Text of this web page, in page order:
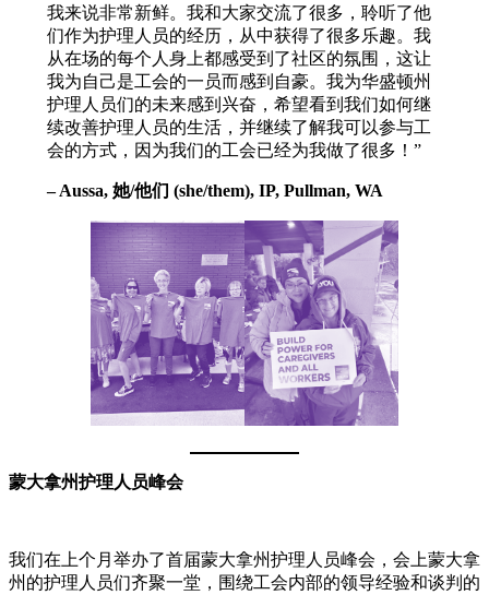
我来说非常新鲜。我和大家交流了很多，聆听了他
们作为护理人员的经历，从中获得了很多乐趣。我
从在场的每个人身上都感受到了社区的氛围，这让
我为自己是工会的一员而感到自豪。我为华盛顿州
护理人员们的未来感到兴奋，希望看到我们如何继
续改善护理人员的生活，并继续了解我可以参与工
会的方式，因为我们的工会已经为我做了很多！”
– Aussa, 她/他们 (she/them), IP, Pullman, WA
蒙大拿州护理人员峰会
我们在上个月举办了首届蒙大拿州护理人员峰会，会上蒙大拿
州的护理人员们齐聚一堂，围绕工会内部的领导经验和谈判的